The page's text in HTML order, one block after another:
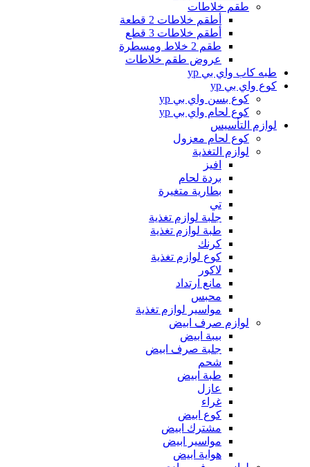
طقم خلاطات
أطقم خلاطات 2 قطعة
أطقم خلاطات 3 قطع
طقم 2 خلاط ومسطرة
عروض طقم خلاطات
طبه كاب واي بي yp
كوع واي بي yp
كوع بسن واي بي yp
كوع لحام واي بي yp
لوازم التأسيس
كوع لحام معزول
لوازم التغذية
افيز
بردة لحام
بطارية متغيرة
تي
جلبة لوازم تغذية
طبة لوازم تغذية
كرنك
كوع لوازم تغذية
لاكور
مانع ارتداد
محبس
مواسير لوازم تغذية
لوازم صرف ابيض
بيبة ابيض
جلبة صرف ابيض
شحم
طبة ابيض
عازل
غراء
كوع ابيض
مشترك ابيض
مواسير ابيض
هواية ابيض